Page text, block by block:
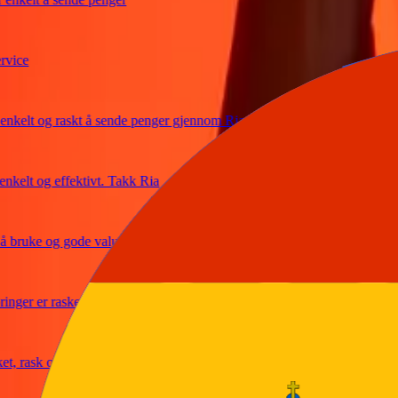
og raskt å sende penger gjennom Ria
og effektivt. Takk Ria
og gode valutakurser
er raske og sikre
og pålitelig